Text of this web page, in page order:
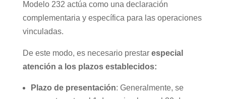
Modelo 232 actúa como una declaración
complementaria y específica para las operaciones
vinculadas.
De este modo, es necesario prestar especial
atención a los plazos establecidos:
Plazo de presentación: Generalmente, se